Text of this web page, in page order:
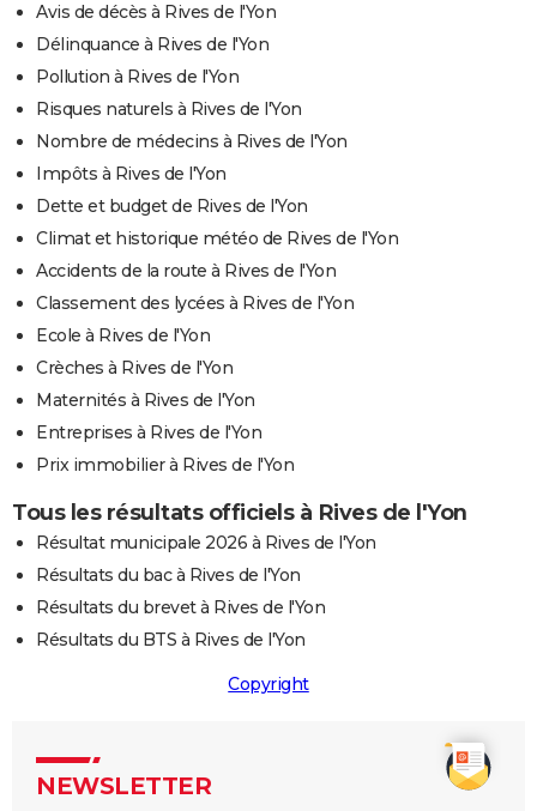
Avis de décès à Rives de l'Yon
Délinquance à Rives de l'Yon
Pollution à Rives de l'Yon
Risques naturels à Rives de l'Yon
Nombre de médecins à Rives de l'Yon
Impôts à Rives de l'Yon
Dette et budget de Rives de l'Yon
Climat et historique météo de Rives de l'Yon
Accidents de la route à Rives de l'Yon
Classement des lycées à Rives de l'Yon
Ecole à Rives de l'Yon
Crèches à Rives de l'Yon
Maternités à Rives de l'Yon
Entreprises à Rives de l'Yon
Prix immobilier à Rives de l'Yon
Tous les résultats officiels à Rives de l'Yon
Résultat municipale 2026 à Rives de l'Yon
Résultats du bac à Rives de l'Yon
Résultats du brevet à Rives de l'Yon
Résultats du BTS à Rives de l'Yon
Copyright
NEWSLETTER